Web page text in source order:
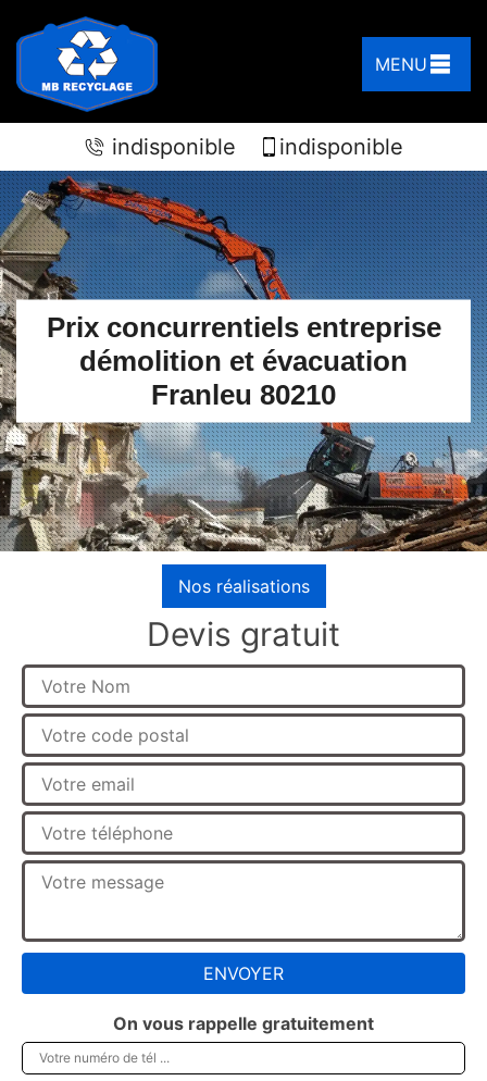
MENU
indisponible indisponible
Prix concurrentiels entreprise
démolition et évacuation
Franleu 80210
Nos réalisations
Devis gratuit
On vous rappelle gratuitement